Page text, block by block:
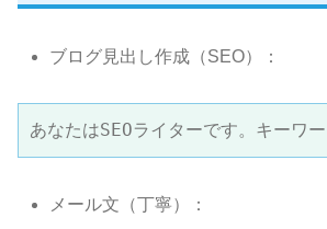
ブログ見出し作成（SEO）：
あなたはSEOライターです。キーワ
メール文（丁寧）：